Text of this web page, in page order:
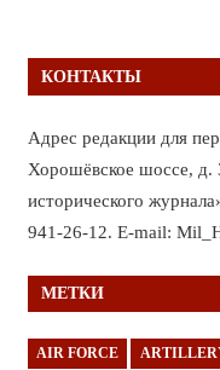
КОНТАКТЫ
Адрес редакции для
Хорошёвское шоссе, д.
исторического
941-26-12. E-mail:
МЕТКИ
AIR FORCE